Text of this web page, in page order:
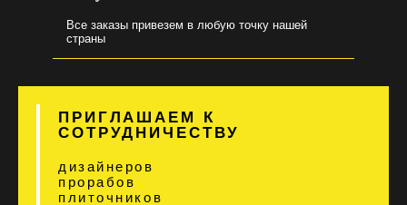
Все заказы привезем в любую точку нашей
страны
ПРИГЛАШАЕМ К
СОТРУДНИЧЕСТВУ
дизайнеров
прорабов
плиточников